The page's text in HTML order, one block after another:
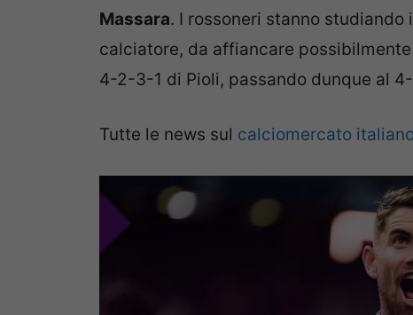
Massara. I rossoneri stanno studiando
calciatore, da affiancare
4-2-3-1 di Pioli, passando dunque al
Tutte le news sul calciomercato